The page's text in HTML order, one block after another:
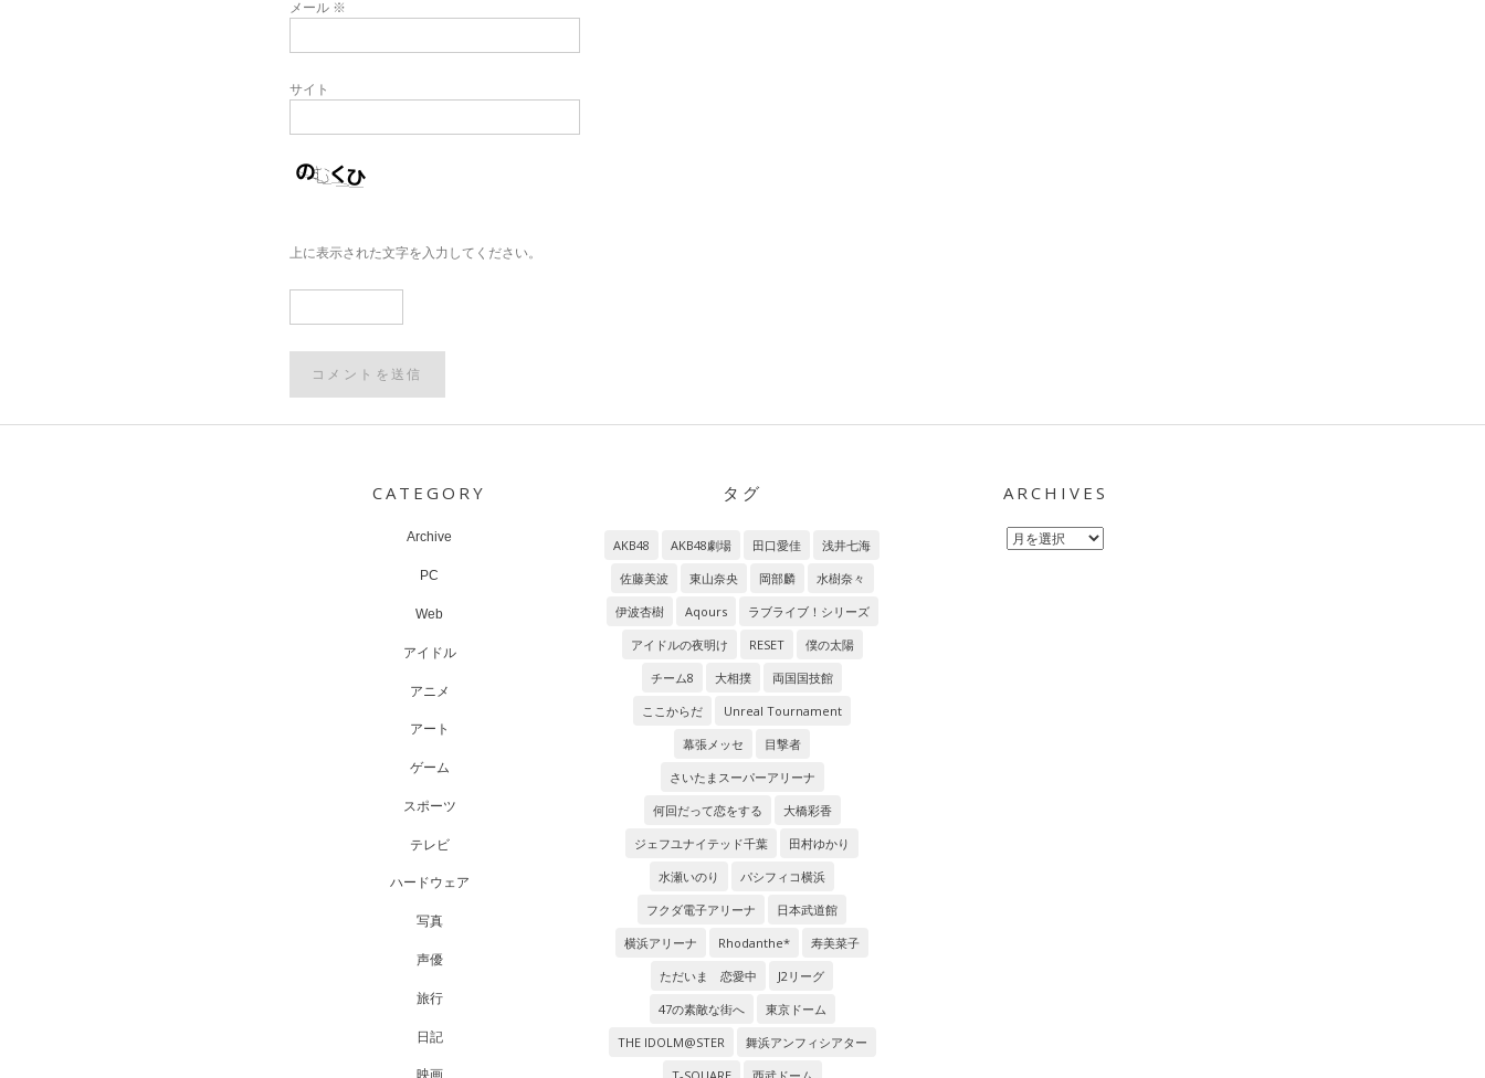
メール ※
サイト
上に表示された文字を入力してください。
CATEGORY
Archive
PC
Web
アイドル
アニメ
アート
ゲーム
スポーツ
テレビ
ハードウェア
写真
声優
旅行
日記
タグ
AKB48 AKB48劇場 田口愛佳
浅井七海
佐藤美波
東山奈央 岡部麟
水樹奈々
伊波杏樹
Aqours
ラブライブ！シリーズ
アイドルの夜明け
RESET
僕の太陽
チーム8
大相撲
両国国技館
ここからだ
Unreal Tournament
幕張メッセ
目撃者
さいたまスーパーアリーナ
何回だって恋をする
大橋彩香
ジェフユナイテッド千葉
田村ゆかり
水瀬いのり
パシフィコ横浜
フクダ電子アリーナ
日本武道館
横浜アリーナ
Rhodanthe*
寿美菜子
ただいま 恋愛中
J2リーグ
47の素敵な街へ
東京ドーム
THE IDOLM@STER
舞浜アンフィシアター
ARCHIVES
Archives